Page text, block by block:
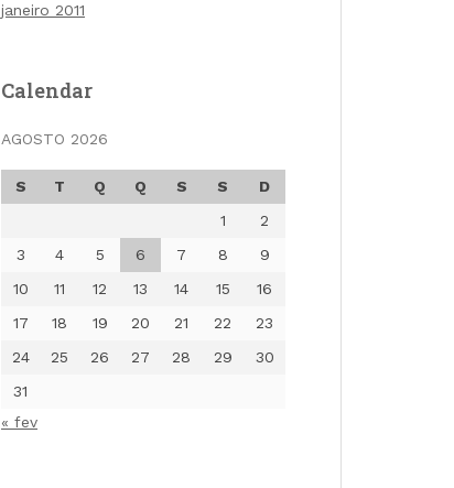
janeiro 2011
Calendar
AGOSTO 2026
S T Q Q S S
D
1
2
3
4 5 6 7 8
9
10
11 12 13 14 15
16
17
18 19 20 21 22
23
24
25 26 27 28 29
30
31
« fev